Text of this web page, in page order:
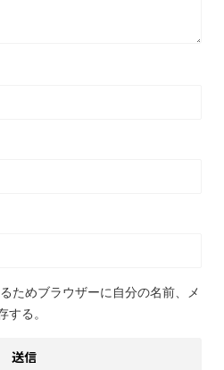
ためブラウザーに自分の名前、メ
る。